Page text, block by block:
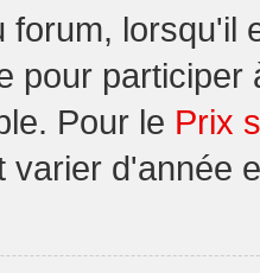
forum, lorsqu'il
pour participer
Pour le Prix
varier d'année